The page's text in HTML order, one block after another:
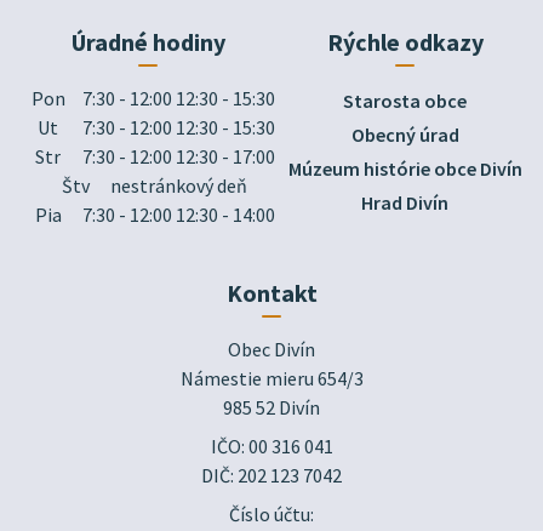
Úradné hodiny
Pon
7:30 - 12:00 12:30 - 15:30
Ut
7:30 - 12:00 12:30 - 15:30
Str
7:30 - 12:00 12:30 - 17:00
Štv
nestránkový deň
Pia
7:30 - 12:00 12:30 - 14:00
Rýchle odkazy
Starosta obce
Obecný úrad
Múzeum histórie obce Divín
Hrad Divín
Kontakt
Obec Divín
Námestie mieru 654/3
985 52 Divín
IČO: 00 316 041
DIČ: 202 123 7042
Číslo účtu: